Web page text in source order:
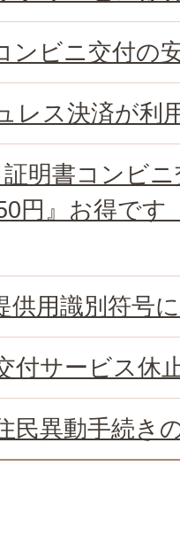
ンビニ交付の
レス決済が利
明書コンビ
円』お得です
供用識別符号
付サービス休
民異動手続き